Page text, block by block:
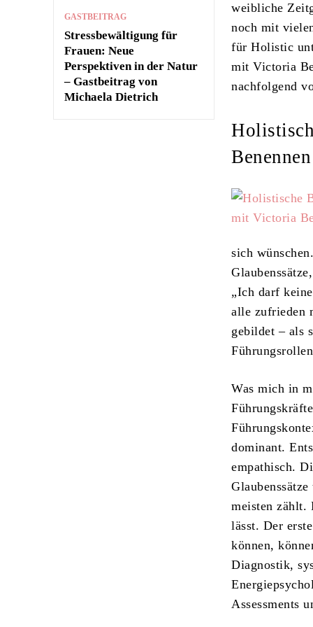
GASTBEITRAG
Stressbewältigung für
Frauen: Neue
Perspektiven in der Natur
– Gastbeitrag von
Michaela Dietrich
weibliche
noch mit
für Holistic
mit Victoria
nachfolgend
Benennen
sich
„Ich darf
alle zufrieden
gebildet – als
Was mich in
dominant.
empathisch.
meisten zählt.
lässt. Der
können,
Diagnostik,
Assessments